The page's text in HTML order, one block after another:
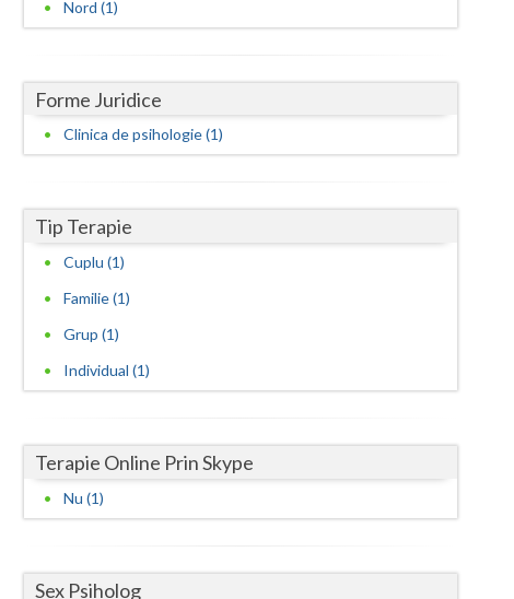
Gorj
Mehedinti
Nord (1)
Forme Juridice
Clinica de psihologie (1)
Tip Terapie
Cuplu (1)
Familie (1)
Grup (1)
Individual (1)
Terapie Online Prin Skype
Nu (1)
Sex Psiholog